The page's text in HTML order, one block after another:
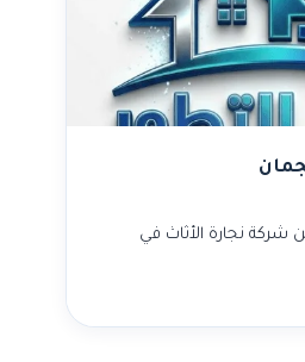
شركة نجارة الأثاث في